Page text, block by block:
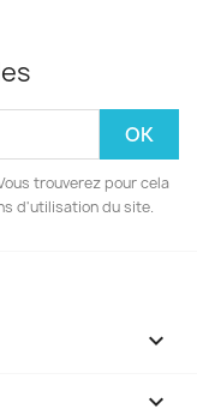
trouverez pour cela
d'utilisation du site.

